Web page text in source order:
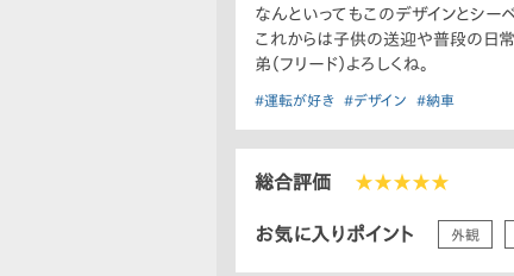
なんといってもこのデザインとシー
これからは子供の送迎や普段の日常
弟（フリード）よろしくね。
#運転が好き #デザイン #納車
総合評価 ★★★★★
お気に入りポイント 外観